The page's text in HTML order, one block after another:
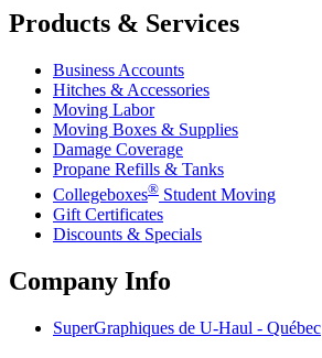
Products & Services
Business Accounts
Hitches & Accessories
Moving Labor
Moving Boxes & Supplies
Damage Coverage
Propane Refills & Tanks
Collegeboxes® Student Moving
Gift Certificates
Discounts & Specials
Company Info
SuperGraphiques de U-Haul - Québec